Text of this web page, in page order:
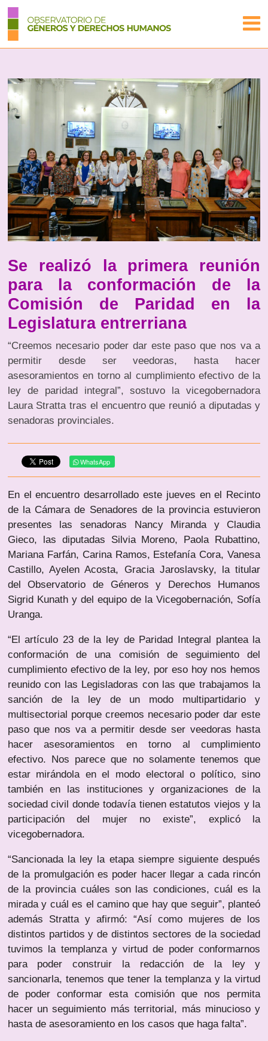
Se realizó la primera reunión
para la conformación de la
Comisión de Paridad en la
Legislatura entrerriana
“Creemos necesario poder dar este paso que nos va a
permitir desde ser veedoras, hasta hacer
asesoramientos en torno al cumplimiento efectivo de la
ley de paridad integral”, sostuvo la vicegobernadora
Laura Stratta tras el encuentro que reunió a diputadas y
senadoras provinciales.
WhatsApp
En el encuentro desarrollado este jueves en el Recinto
de la Cámara de Senadores de la provincia estuvieron
presentes las senadoras Nancy Miranda y Claudia
Gieco, las diputadas Silvia Moreno, Paola Rubattino,
Mariana Farfán, Carina Ramos, Estefanía Cora, Vanesa
Castillo, Ayelen Acosta, Gracia Jaroslavsky, la titular
del Observatorio de Géneros y Derechos Humanos
Sigrid Kunath y del equipo de la Vicegobernación, Sofía
Uranga.
“El artículo 23 de la ley de Paridad Integral plantea la
conformación de una comisión de seguimiento del
cumplimiento efectivo de la ley, por eso hoy nos hemos
reunido con las Legisladoras con las que trabajamos la
sanción de la ley de un modo multipartidario y
multisectorial porque creemos necesario poder dar este
paso que nos va a permitir desde ser veedoras hasta
hacer asesoramientos en torno al cumplimiento
efectivo. Nos parece que no solamente tenemos que
estar mirándola en el modo electoral o político, sino
también en las instituciones y organizaciones de la
sociedad civil donde todavía tienen estatutos viejos y la
participación del mujer no existe”, explicó la
vicegobernadora.
“Sancionada la ley la etapa siempre siguiente después
de la promulgación es poder hacer llegar a cada rincón
de la provincia cuáles son las condiciones, cuál es la
mirada y cuál es el camino que hay que seguir”, planteó
además Stratta y afirmó: “Así como mujeres de los
distintos partidos y de distintos sectores de la sociedad
tuvimos la templanza y virtud de poder conformarnos
para poder construir la redacción de la ley y
sancionarla, tenemos que tener la templanza y la virtud
de poder conformar esta comisión que nos permita
hacer un seguimiento más territorial, más minucioso y
hasta de asesoramiento en los casos que haga falta”.